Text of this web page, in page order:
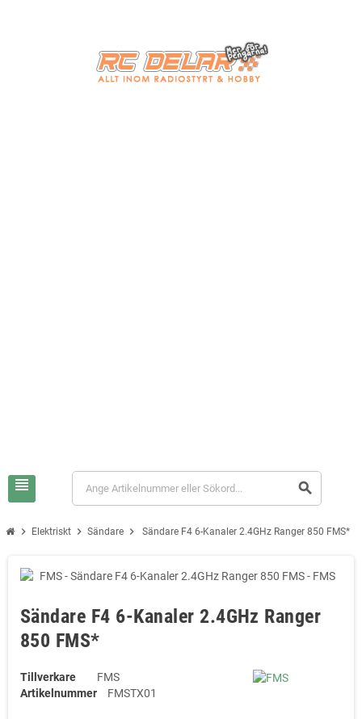
view_headline search
chevron_right Elektriskt chevron_right Sändare chevron_right Sändare F4 6-Kanaler 2.4GHz Ranger 850 FMS*
Sändare F4 6-Kanaler 2.4GHz Ranger
850 FMS*
Tillverkare
FMS
Artikelnummer
FMSTX01